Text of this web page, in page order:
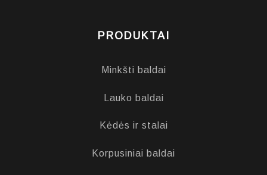
PRODUKTAI
Minkšti baldai
Lauko baldai
Kėdės ir stalai
Korpusiniai baldai